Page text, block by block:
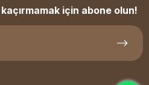
için abone olun!